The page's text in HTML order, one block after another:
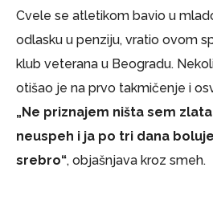
Cvele se atletikom bavio u
odlasku u penziju, vratio ovom
klub veterana u Beogradu.
otišao je na prvo takmičenje i
„Ne priznajem ništa sem
neuspeh i ja po tri dana
srebro“, objašnjava kroz smeh.